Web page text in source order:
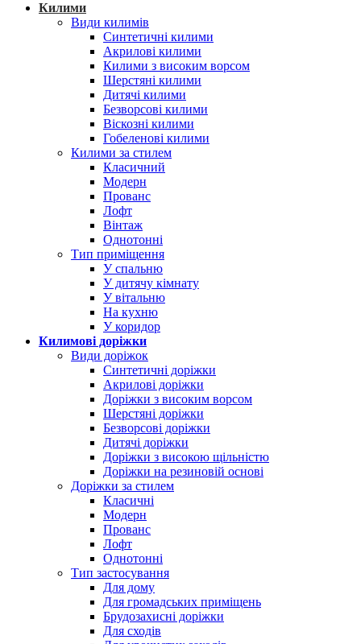
Килими
Види килимів
Синтетичні килими
Акрилові килими
Килими з високим ворсом
Шерстяні килими
Дитячі килими
Безворсові килими
Віскозні килими
Гобеленові килими
Килими за стилем
Класичний
Модерн
Прованс
Лофт
Вінтаж
Однотонні
Тип приміщення
У спальню
У дитячу кімнату
У вітальню
На кухню
У коридор
Килимові доріжки
Види доріжок
Синтетичні доріжки
Акрилові доріжки
Доріжки з високим ворсом
Шерстяні доріжки
Безворсові доріжки
Дитячі доріжки
Доріжки з високою щільністю
Доріжки на резиновій основі
Доріжки за стилем
Класичні
Модерн
Прованс
Лофт
Однотонні
Тип застосування
Для дому
Для громадських приміщень
Брудозахисні доріжки
Для сходів